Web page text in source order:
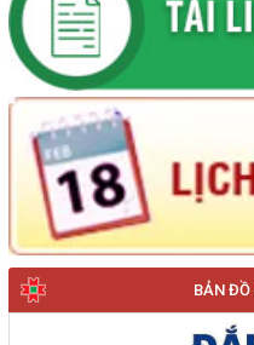
BẢN ĐỒ